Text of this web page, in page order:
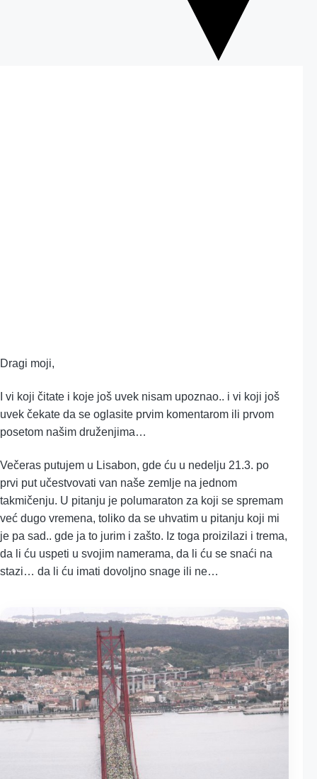
Dragi moji,
I vi koji čitate i koje još uvek nisam upoznao.. i vi koji još
uvek čekate da se oglasite prvim komentarom ili prvom
posetom našim druženjima…
Večeras putujem u Lisabon, gde ću u nedelju 21.3. po
prvi put učestvovati van naše zemlje na jednom
takmičenju. U pitanju je polumaraton za koji se spremam
već dugo vremena, toliko da se uhvatim u pitanju koji mi
je pa sad.. gde ja to jurim i zašto. Iz toga proizilazi i trema,
da li ću uspeti u svojim namerama, da li ću se snaći na
stazi… da li ću imati dovoljno snage ili ne…